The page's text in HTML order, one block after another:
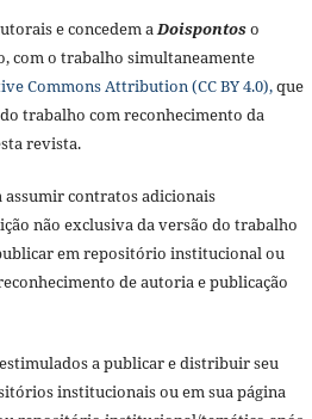
e concedem aDoispontoso
com o trabalho simultaneamente
Commons Attribution (CC BY 4.0),que
trabalho com reconhecimento da
revista.
contratos adicionais
não exclusiva da versão do trabalho
em repositório institucional ou
de autoria e publicação
a publicar e distribuir seu
institucionais ou em sua página